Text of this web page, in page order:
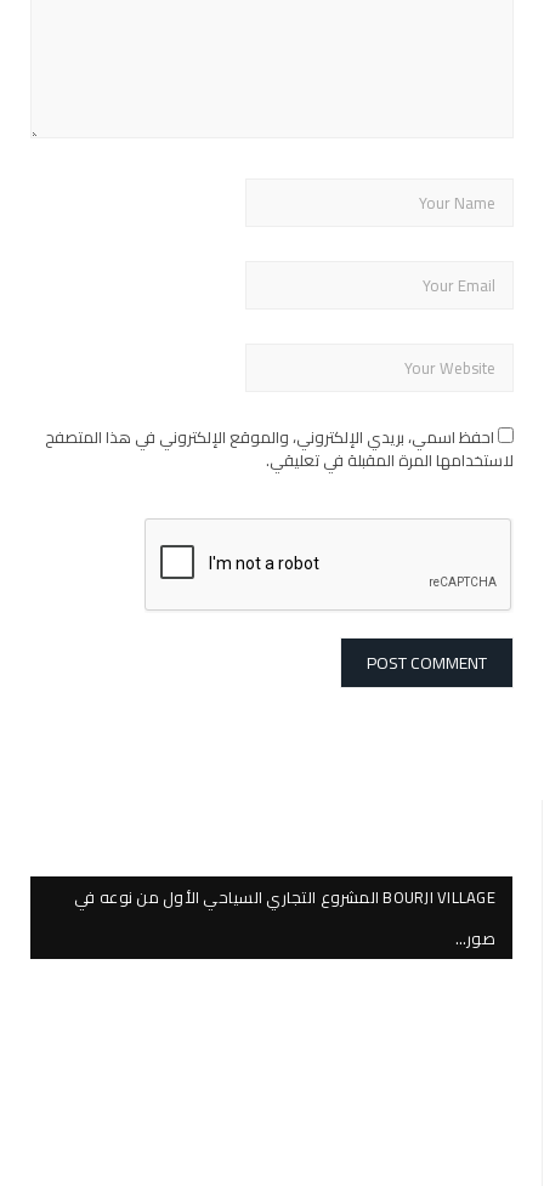
احفظ اسمي، بريدي الإلكتروني، والموقع الإلكتروني في هذا المتصفح
لاستخدامها المرة المقبلة في تعليقي.
BOURJI VILLAGE المشروع التجاري السياحي الأول من نوعه في
صور…